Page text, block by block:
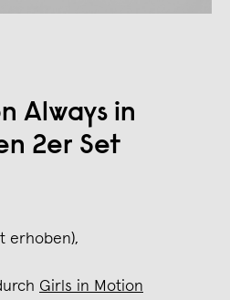
Always in
2er Set
erhoben),
Girls in Motion